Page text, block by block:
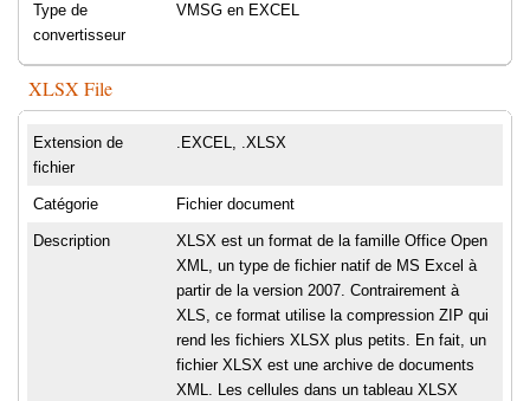
Type de
convertisseur
VMSG en EXCEL
XLSX File
Extension de
fichier
.EXCEL, .XLSX
Catégorie Fichier document
Description
XLSX est un format de la famille Office Open
XML, un type de fichier natif de MS Excel à
partir de la version 2007. Contrairement à
XLS, ce format utilise la compression ZIP qui
rend les fichiers XLSX plus petits. En fait, un
fichier XLSX est une archive de documents
XML. Les cellules dans un tableau XLSX